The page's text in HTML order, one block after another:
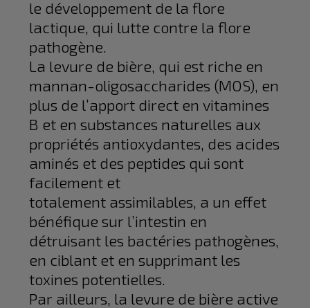
le développement de la flore
lactique, qui lutte contre la flore
pathogène.
La levure de bière, qui est riche en
mannan-oligosaccharides (MOS), en
plus de l’apport direct en vitamines
B et en substances naturelles aux
propriétés antioxydantes, des acides
aminés et des peptides qui sont
facilement et
totalement assimilables, a un effet
bénéfique sur l’intestin en
détruisant les bactéries pathogènes,
en ciblant et en supprimant les
toxines potentielles.
Par ailleurs, la levure de bière active